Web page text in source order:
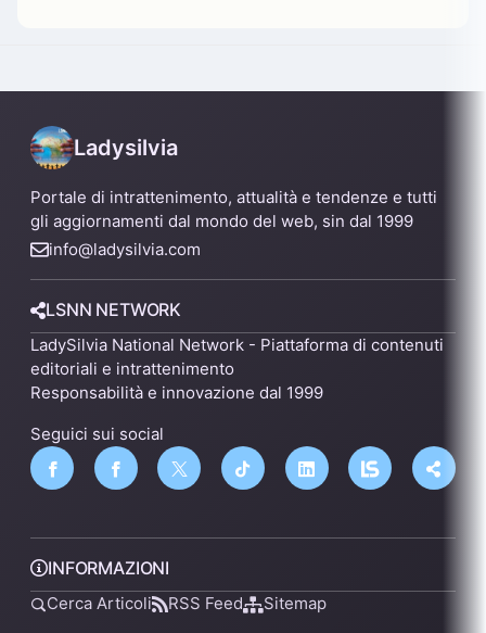
Ladysilvia
Portale di intrattenimento, attualità e tendenze e tutti
gli aggiornamenti dal mondo del web, sin dal 1999
info@ladysilvia.com
LSNN NETWORK
LadySilvia National Network - Piattaforma di contenuti
editoriali e intrattenimento
Responsabilità e innovazione dal 1999
Seguici sui social
INFORMAZIONI
Cerca Articoli RSS Feed Sitemap